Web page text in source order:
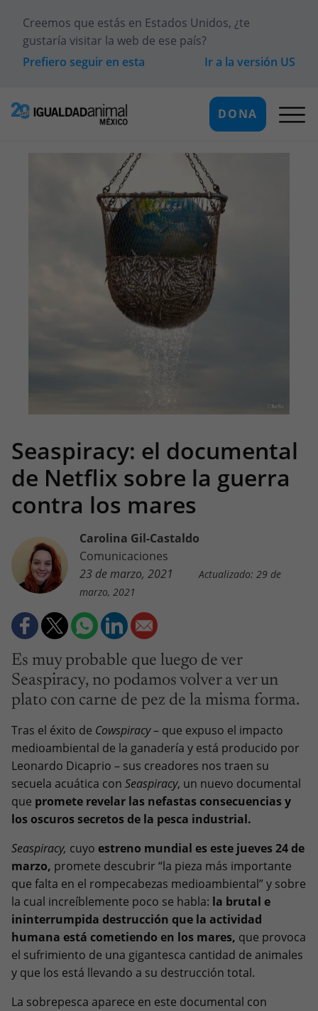
Creemos que estás en Estados Unidos, ¿te
gustaría visitar la web de ese país?
Prefiero seguir en esta
Ir a la versión US
DONA
Seaspiracy: el documental
de Netflix sobre la guerra
contra los mares
Carolina Gil-Castaldo
Comunicaciones
23 de marzo, 2021
Actualizado: 29 de
marzo, 2021
Es muy probable que luego de ver
Seaspiracy, no podamos volver a ver un
plato con carne de pez de la misma forma.
Tras el éxito de Cowspiracy– que expuso el impacto
medioambiental de la ganadería y está producido por
Leonardo Dicaprio – sus creadores nos traen su
secuela acuática con Seaspiracy, un nuevo documental
que promete revelar las nefastas consecuencias y
los oscuros secretos de la pesca industrial.
Seaspiracy, cuyo estreno mundial es este jueves 24 de
marzo, promete descubrir “la pieza más importante
que falta en el rompecabezas medioambiental” y sobre
la cual increíblemente poco se habla: la brutal e
ininterrumpida destrucción que la actividad
humana está cometiendo en los mares, que provoca
el sufrimiento de una gigantesca cantidad de animales
y que los está llevando a su destrucción total.
La sobrepesca aparece en este documental con